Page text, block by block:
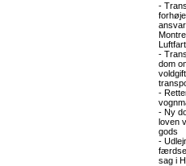
-
-
dom
-
- Ny
loven
gods
-
sag i